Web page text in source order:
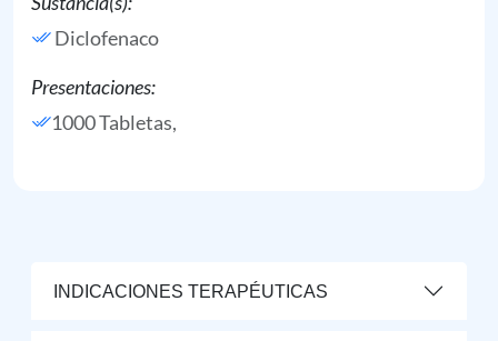
Diclofenaco
Presentaciones:
1000 Tabletas,
INDICACIONES TERAPÉUTICAS